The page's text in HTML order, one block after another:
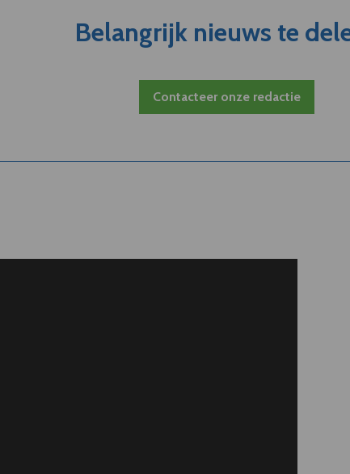
Belangrijk nieuws te
Contacteer onze redactie